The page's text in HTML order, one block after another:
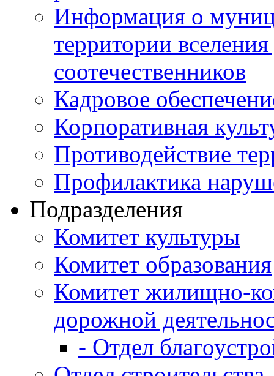
Информация о
территории
соотечественников
Кадровое
Корпоративная
Противодействие
Профилактика
Подразделения
Комитет культуры
Комитет образования
Комитет жилищно-
дорожной
- Отдел